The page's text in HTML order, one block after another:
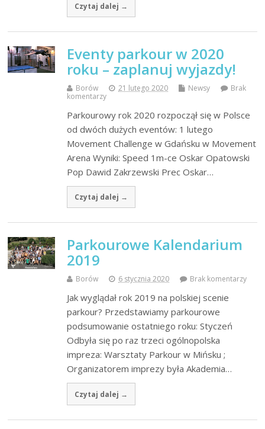
Czytaj dalej →
Eventy parkour w 2020
roku – zaplanuj wyjazdy!
Borów 21 lutego 2020 Newsy
Brak
komentarzy
Parkourowy rok 2020 rozpoczął się w Polsce
od dwóch dużych eventów: 1 lutego
Movement Challenge w Gdańsku w Movement
Arena Wyniki: Speed 1m-ce Oskar Opatowski
Pop Dawid Zakrzewski Prec Oskar…
Czytaj dalej →
Parkourowe Kalendarium
2019
Borów 6 stycznia 2020 Brak komentarzy
Jak wyglądał rok 2019 na polskiej scenie
parkour? Przedstawiamy parkourowe
podsumowanie ostatniego roku: Styczeń
Odbyła się po raz trzeci ogólnopolska
impreza: Warsztaty Parkour w Mińsku ;
Organizatorem imprezy była Akademia…
Czytaj dalej →